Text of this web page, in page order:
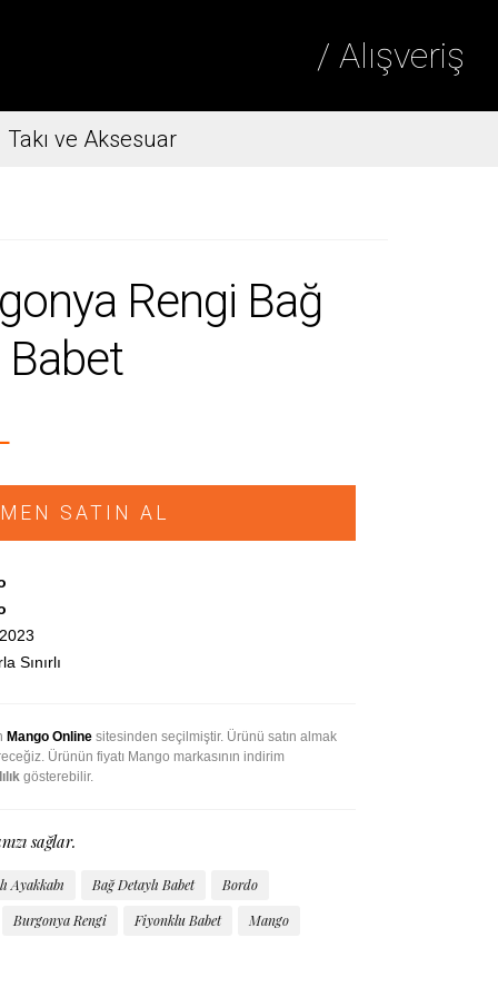
/ Alışveriş
Takı ve Aksesuar
Rengi Bağ
Babet
SATIN AL
Sınırlı
Mango Onlinesitesinden seçilmiştir. Ürünü satın almak
Ürünün fiyatı Mango markasının indirim
gösterebilir.
sağlar.
Ayakkabı Bağ Detaylı Babet
Bordo
Burgonya Rengi
Fiyonklu Babet Mango